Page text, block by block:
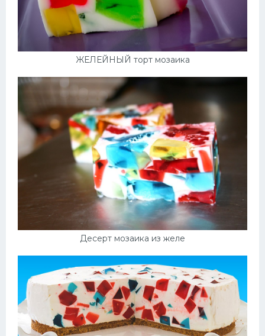
ЖЕЛЕЙНЫЙ торт мозаика
Десерт мозаика из желе